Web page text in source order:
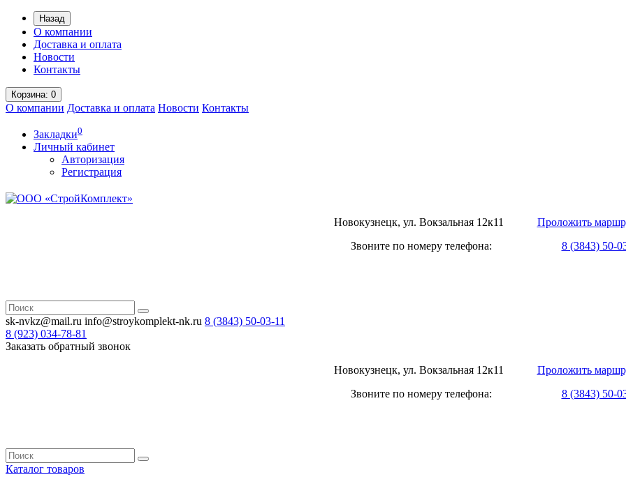
Назад
О компании
Доставка и оплата
Новости
Контакты
Корзина: 0
О компании Доставка и оплата Новости Контакты
Закладки0
Личный кабинет
Авторизация
Регистрация
Новокузнецк, ул. Вокзальная 12к11 Проложить
Звоните по номеру телефона: 8 (3843) 50-
sk-nvkz@mail.ru info@stroykomplekt-nk.ru 8 (3843) 50-03-11
8 (923) 034-78-81
Заказать обратный звонок
Новокузнецк, ул. Вокзальная 12к11 Проложить
Звоните по номеру телефона: 8 (3843) 50-
Каталог товаров